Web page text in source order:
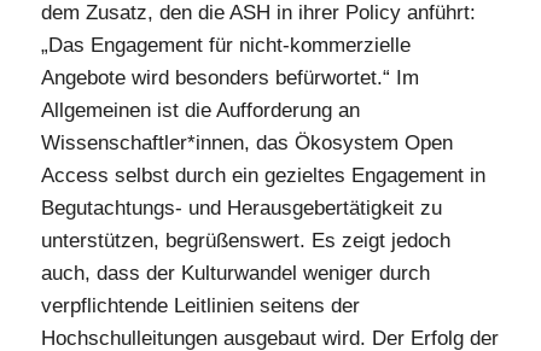
dem Zusatz, den die ASH in ihrer Policy anführt:
„Das Engagement für nicht-kommerzielle
Angebote wird besonders befürwortet.“ Im
Allgemeinen ist die Aufforderung an
Wissenschaftler*innen, das Ökosystem Open
Access selbst durch ein gezieltes Engagement in
Begutachtungs- und Herausgebertätigkeit zu
unterstützen, begrüßenswert. Es zeigt jedoch
auch, dass der Kulturwandel weniger durch
verpflichtende Leitlinien seitens der
Hochschulleitungen ausgebaut wird. Der Erfolg der